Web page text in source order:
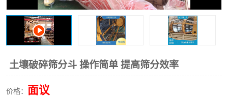
土壤破碎筛分斗 操作简单 提高筛分效率
价格： 面议
枕木机 滑移装载机
清扫器 割草机
挖树机 拓荒机
滚筒筛